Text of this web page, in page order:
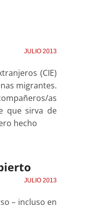
JULIO 2013
(CIE)
migrantes.
as
que sirva de
hecho
JULIO 2013
– incluso en